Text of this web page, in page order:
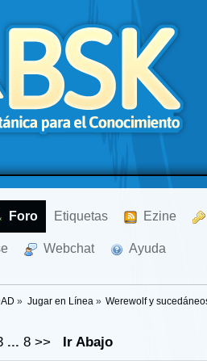
Foro Etiquetas Ezine
Webchat Ayuda
» Jugar en Línea » Werewolf y
...8 >>
Ir Abajo